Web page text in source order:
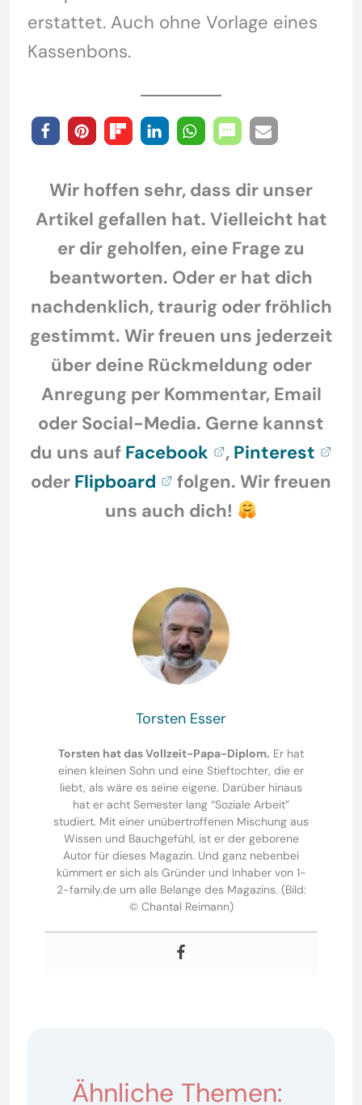
erstattet. Auch ohne Vorlage eines
Kassenbons.
Wir hoffen sehr, dass dir unser
Artikel gefallen hat. Vielleicht hat
er dir geholfen, eine Frage zu
beantworten. Oder er hat dich
nachdenklich, traurig oder fröhlich
gestimmt. Wir freuen uns jederzeit
über deine Rückmeldung oder
Anregung per Kommentar, Email
oder Social-Media. Gerne kannst
du uns auf Facebook , Pinterest
oder Flipboard
folgen. Wir freuen
uns auch dich!
Torsten Esser
Torsten hat das Vollzeit-Papa-Diplom. Er hat
einen kleinen Sohn und eine Stieftochter, die er
liebt, als wäre es seine eigene. Darüber hinaus
hat er acht Semester lang “Soziale Arbeit”
studiert. Mit einer unübertroffenen Mischung aus
Wissen und Bauchgefühl, ist er der geborene
Autor für dieses Magazin. Und ganz nebenbei
kümmert er sich als Gründer und Inhaber von 1-
2-family.de um alle Belange des Magazins. (Bild:
© Chantal Reimann)
Ähnliche Themen: